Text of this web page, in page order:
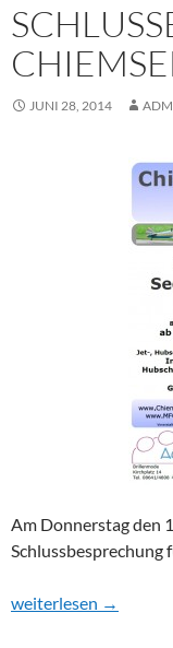
JUNI 28, 2014
Am Donnerstag den
Schlussbesprechung
Schlussbesprechung
weiterlesen →